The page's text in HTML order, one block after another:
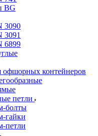
BG
3090
3091
6899
офшорных контейнеров
петли
болты
гайки
петли